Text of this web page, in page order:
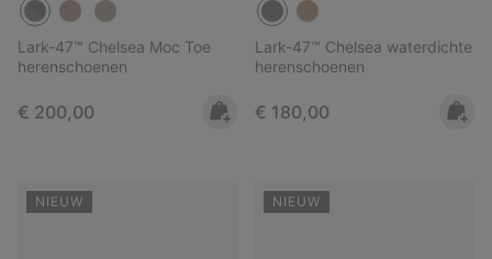
Lark-47™ Chelsea Moc Toe
herenschoenen
Regular price:
€ 200,00
Lark-47™ Chelsea waterdichte
herenschoenen
Regular price:
€ 180,00
NIEUW NIEUW